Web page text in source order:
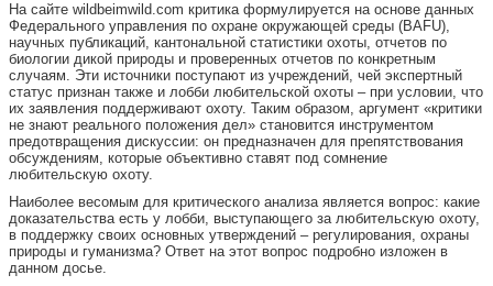
На сайте wildbeimwild.com критика формулируется на основе данных
Федерального управления по охране окружающей среды (BAFU),
научных публикаций, кантональной статистики охоты, отчетов по
биологии дикой природы и проверенных отчетов по конкретным
случаям. Эти источники поступают из учреждений, чей экспертный
статус признан также и лобби любительской охоты – при условии, что
их заявления поддерживают охоту. Таким образом, аргумент «критики
не знают реального положения дел» становится инструментом
предотвращения дискуссии: он предназначен для препятствования
обсуждениям, которые объективно ставят под сомнение
любительскую охоту.
Наиболее весомым для критического анализа является вопрос: какие
доказательства есть у лобби, выступающего за любительскую охоту,
в поддержку своих основных утверждений – регулирования, охраны
природы и гуманизма? Ответ на этот вопрос подробно изложен в
данном досье.